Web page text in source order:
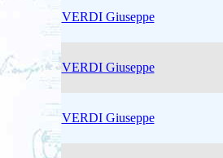
VERDI Giuseppe
VERDI Giuseppe
VERDI Giuseppe